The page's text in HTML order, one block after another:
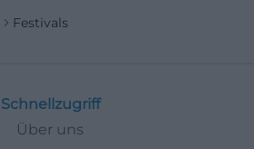
Festivals
Schnellzugriff
Über uns